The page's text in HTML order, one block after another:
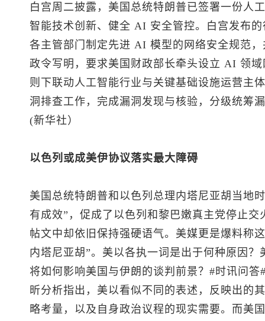
白宫周二披露，美国总统特朗普已签署一份人
智能技术创新、健全 AI 安全管控。白宫发布
各主管部门制定先进 AI 模型的网络安全规范
政令写明，要求美国财政部长牵头设立 AI 领
则下联动人工智能行业与关键基础设施运营主
洞排查工作，完成漏洞发现与核验，分级统筹
(新华社）
以色列或成美伊协议落实最大障碍
美国总统特朗普和以色列总理内塔尼亚胡当地
有成效”，促成了以色列和黎巴嫩真主党停止
帖文中却依旧保持强硬语气。美媒更是爆料称
内塔尼亚胡”。美以各执一词是出于何种原因
将如何影响美国与伊朗的谈判前景？#时讯问
昕分析指出，美以看似不同的表述，反映出的
略考量，以及自身政治议程的现实需要。而美